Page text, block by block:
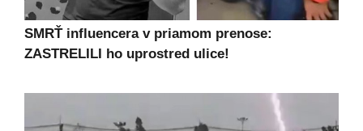
SMRŤ influencera v priamom prenose:
ZASTRELILI ho uprostred ulice!